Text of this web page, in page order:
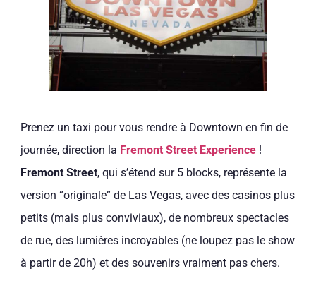
Prenez un taxi pour vous rendre à Downtown en fin de
journée, direction la Fremont Street Experience!
Fremont Street, qui s’étend sur 5 blocks, représente la
version “originale” de Las Vegas, avec des casinos plus
petits (mais plus conviviaux), de nombreux spectacles
de rue, des lumières incroyables (ne loupez pas le show
à partir de 20h) et des souvenirs vraiment pas chers.